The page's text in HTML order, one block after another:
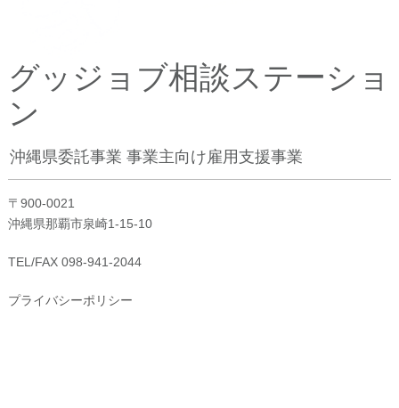
グッジョブ相談ステーショ
ン
沖縄県委託事業 事業主向け雇用支援事業
〒900-0021
沖縄県那覇市泉崎1-15-10
TEL/FAX 098-941-2044
プライバシーポリシー